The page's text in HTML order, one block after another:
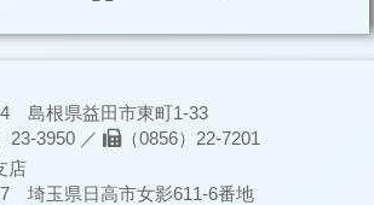
島根県益田市東町1-33
23-3950 ／
（0856）22-7201
店
埼玉県日高市女影611-6番地